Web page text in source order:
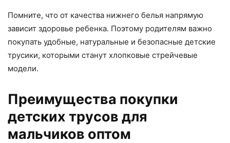
Помните, что от качества нижнего белья напрямую
зависит здоровье ребенка. Поэтому родителям важно
покупать удобные, натуральные и безопасные детские
трусики, которыми станут хлопковые стрейчевые
модели.
Преимущества покупки
детских трусов для
мальчиков оптом